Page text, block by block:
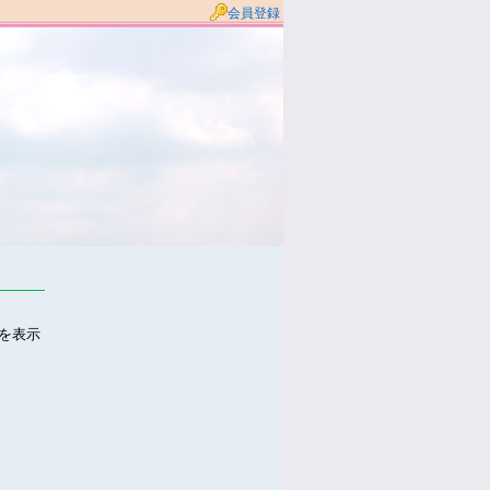
会員登録
表示